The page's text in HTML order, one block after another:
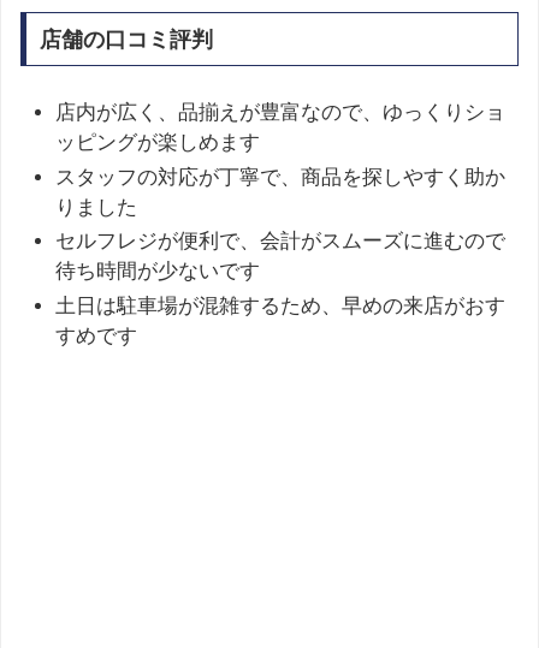
店舗の口コミ評判
店内が広く、品揃えが豊富なので、ゆっくりショ
ッピングが楽しめます
スタッフの対応が丁寧で、商品を探しやすく助か
りました
セルフレジが便利で、会計がスムーズに進むので
待ち時間が少ないです
土日は駐車場が混雑するため、早めの来店がおす
すめです